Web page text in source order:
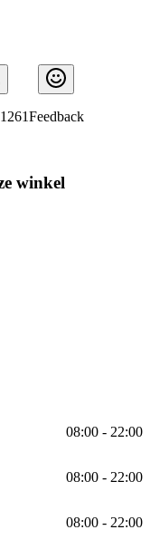
Feedback
winkel
08:00 - 22:00
08:00 - 22:00
08:00 - 22:00